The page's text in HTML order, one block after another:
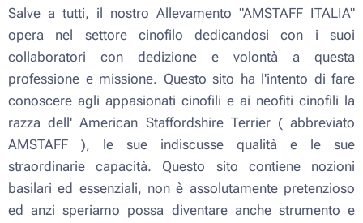
Salve a tutti, il nostro Allevamento "AMSTAFF ITALIA"
opera nel settore cinofilo dedicandosi con i suoi
collaboratori con dedizione e volontà a questa
professione e missione. Questo sito ha l'intento di fare
conoscere agli appasionati cinofili e ai neofiti cinofili la
razza dell' American Staffordshire Terrier ( abbreviato
AMSTAFF ), le sue indiscusse qualità e le sue
straordinarie capacità. Questo sito contiene nozioni
basilari ed essenziali, non è assolutamente pretenzioso
ed anzi speriamo possa diventare anche strumento e